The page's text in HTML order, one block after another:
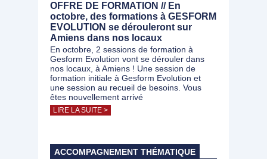
OFFRE DE FORMATION // En
octobre, des formations à GESFORM
EVOLUTION se dérouleront sur
Amiens dans nos locaux
En octobre, 2 sessions de formation à
Gesform Evolution vont se dérouler dans
nos locaux, à Amiens ! Une session de
formation initiale à Gesform Evolution et
une session au recueil de besoins. Vous
êtes nouvellement arrivé
LIRE LA SUITE >
ACCOMPAGNEMENT THÉMATIQUE